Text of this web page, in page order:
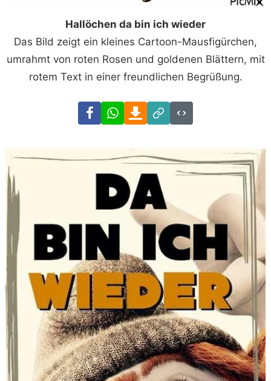
Hallöchen da bin ich wieder
Das Bild zeigt ein kleines Cartoon-Mausfigürchen,
umrahmt von roten Rosen und goldenen Blättern, mit
rotem Text in einer freundlichen Begrüßung.
FacebookWhatsAppDownload
Link
Code